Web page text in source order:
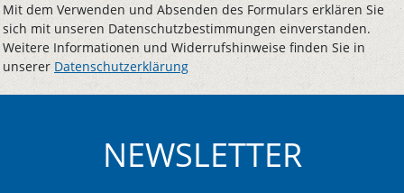
Mit dem Verwenden und Absenden des Formulars erklären Sie
sich mit unseren Datenschutzbestimmungen einverstanden.
Weitere Informationen und Widerrufshinweise finden Sie in
unserer Datenschutzerklärung
NEWSLETTER